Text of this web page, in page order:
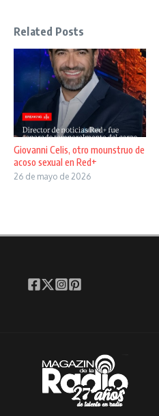
Related Posts
Giovanni Celis, otro mounstruo de
acoso sexual en Red+
26 de mayo de 2026